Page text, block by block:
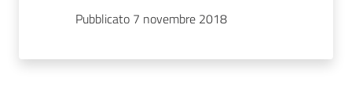
Pubblicato 7 novembre 2018